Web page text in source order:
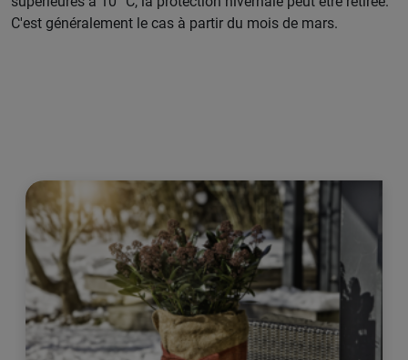
C'est généralement le cas à partir du mois de mars.